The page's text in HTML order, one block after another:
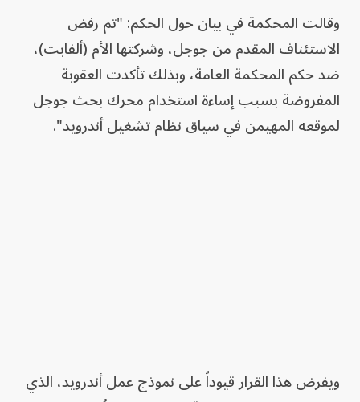
وقالت المحكمة في بيان حول الحكم: "تم رفض
الاستئناف المقدم من جوجل، وشركتها الأم (ألفابت)،
ضد حكم المحكمة العامة، وبذلك تأكدت العقوبة
المفروضة بسبب إساءة استخدام محرك بحث جوجل
لموقعه المهيمن في سياق نظام تشغيل أندرويد".
ويفرض هذا القرار قيوداً على نموذج عمل أندرويد، الذي